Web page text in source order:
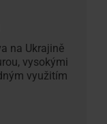
na Ukrajině
vysokými
využitím